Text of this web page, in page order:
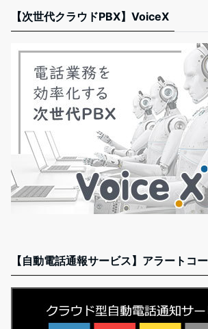
【次世代クラウドPBX】VoiceX
【自動電話通報サービス】アラートコ